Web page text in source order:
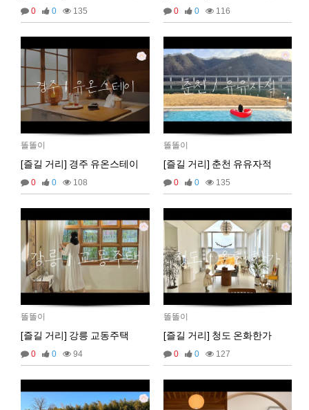
0 0 135 0 0 116
똘똘이
[즐길 거리] 경주 유온스테이
0 0 108
똘똘이
[즐길 거리] 춘천 유유자적
0 0 135
똘똘이
[즐길 거리] 강릉 교동주택
0 0 94
똘똘이
[즐길 거리] 청도 온화한가
0 0 127
마스터욱 애플 승인완료~
02:58:02
비회원68l9ghg8eneq0bsbgv6odmq3eh 까꿍 15:45:11
2025년 09월 07일 일요일
벌레세끼 서울 놀러와라
마스터욱 서울같은소리하구있넹 04:20:58
2025년 09월 18일 목요일
벌레세끼
10:58:34
벌레세끼
그리고 내 ip안푸냐ㅡㅡㅋ
10:59:00
마스터욱
풀거믄 걸었겠냐 11:04:21
2025년 09월 19일 금요일
비회원67de1qasc4tnqvqv155pp4l5if 워워
벌레세끼 원투원투 16:11:47